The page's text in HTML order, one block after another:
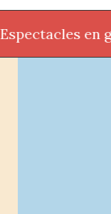
en gira